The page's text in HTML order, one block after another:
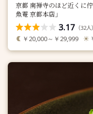
京都 南禅寺のほど近くに
魚菴 京都本店」
3.17 （32人）
￥20,000～￥29,999